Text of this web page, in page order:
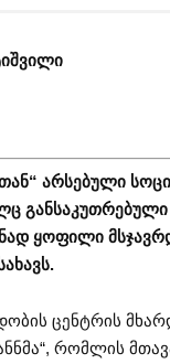
“ არსებული
ყოფილი
ცენტრის
რომლის